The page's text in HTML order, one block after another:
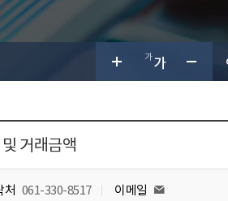
거래금액
처 061-330-8517 이메일